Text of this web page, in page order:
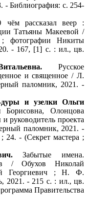
- Библиография: с. 254-
чём рассказал веер :
Татьяны Макеевой /
фотографии Никиты
- 167, [1] с. : ил., цв.
Русское
и священное / Л.
паломник, 2021. -
и узелки Ольги
Олонцова
руководитель проекта
паломник, 2021. -
24. - (Секрет мастера ;
Забытые имена.
/ Обухов Николай
Георгиевич ; Н. Ф.
2021. - 215 с. : ил., цв.
Правительства